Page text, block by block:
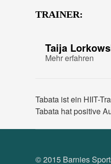
TRAINER:
Taija
Mehr erfahren
Tabata ist ein HIIT-
Tabata hat positive
© 2015 Barnies